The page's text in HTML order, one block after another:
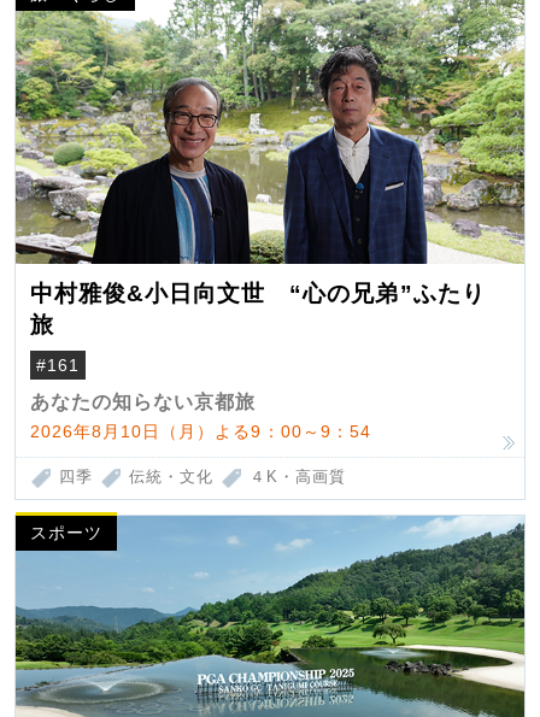
中村雅俊&小日向文世 “心の兄弟”ふたり
旅
#161
あなたの知らない京都旅
2026年8月10日（月）よる9：00～9：54
四季 伝統・文化 ４K・高画質
スポーツ